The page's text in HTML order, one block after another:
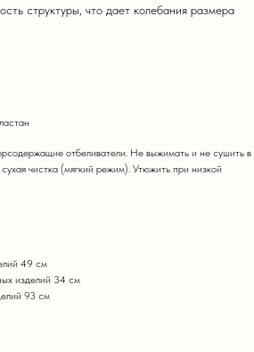
структуры, что дает колебания размера
отбеливатели. Не выжимать и не сушить в
чистка (мягкий режим). Утюжить при низкой
49 см
изделий 34 см
93 см